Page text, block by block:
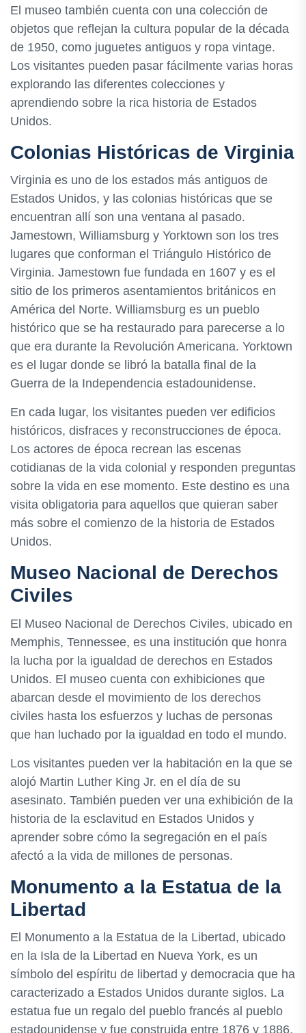
El museo también cuenta con una colección de
objetos que reflejan la cultura popular de la década
de 1950, como juguetes antiguos y ropa vintage.
Los visitantes pueden pasar fácilmente varias horas
explorando las diferentes colecciones y
aprendiendo sobre la rica historia de Estados
Unidos.
Colonias Históricas de Virginia
Virginia es uno de los estados más antiguos de
Estados Unidos, y las colonias históricas que se
encuentran allí son una ventana al pasado.
Jamestown, Williamsburg y Yorktown son los tres
lugares que conforman el Triángulo Histórico de
Virginia. Jamestown fue fundada en 1607 y es el
sitio de los primeros asentamientos británicos en
América del Norte. Williamsburg es un pueblo
histórico que se ha restaurado para parecerse a lo
que era durante la Revolución Americana. Yorktown
es el lugar donde se libró la batalla final de la
Guerra de la Independencia estadounidense.
En cada lugar, los visitantes pueden ver edificios
históricos, disfraces y reconstrucciones de época.
Los actores de época recrean las escenas
cotidianas de la vida colonial y responden preguntas
sobre la vida en ese momento. Este destino es una
visita obligatoria para aquellos que quieran saber
más sobre el comienzo de la historia de Estados
Unidos.
Museo Nacional de Derechos
Civiles
El Museo Nacional de Derechos Civiles, ubicado en
Memphis, Tennessee, es una institución que honra
la lucha por la igualdad de derechos en Estados
Unidos. El museo cuenta con exhibiciones que
abarcan desde el movimiento de los derechos
civiles hasta los esfuerzos y luchas de personas
que han luchado por la igualdad en todo el mundo.
Los visitantes pueden ver la habitación en la que se
alojó Martin Luther King Jr. en el día de su
asesinato. También pueden ver una exhibición de la
historia de la esclavitud en Estados Unidos y
aprender sobre cómo la segregación en el país
afectó a la vida de millones de personas.
Monumento a la Estatua de la
Libertad
El Monumento a la Estatua de la Libertad, ubicado
en la Isla de la Libertad en Nueva York, es un
símbolo del espíritu de libertad y democracia que ha
caracterizado a Estados Unidos durante siglos. La
estatua fue un regalo del pueblo francés al pueblo
estadounidense y fue construida entre 1876 y 1886.